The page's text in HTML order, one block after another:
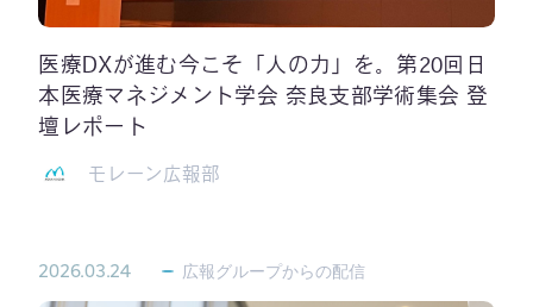
医療DXが進む今こそ「人の力」を。第20回日
本医療マネジメント学会 奈良支部学術集会 登
壇レポート
モレーン広報部
2026.03.24 広報グループからの配信